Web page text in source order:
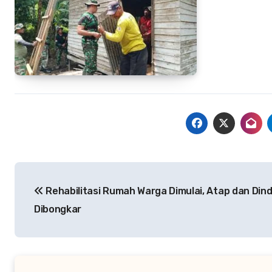
pos Rehabilitasi Rumah Warga Dimulai, Atap dan
Dibongkar